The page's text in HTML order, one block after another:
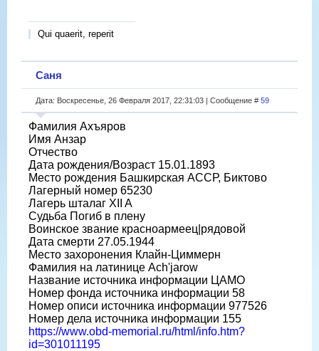
Qui quaerit, reperit
Саня
Дата: Воскресенье, 26 Февраля 2017, 22:31:03 | Сообщение # 59
Фамилия Ахъяров
Имя Анзар
Отчество
Дата рождения/Возраст 15.01.1893
Место рождения Башкирская АССР, Биктово
Лагерный номер 65230
Лагерь шталаг XII A
Судьба Погиб в плену
Воинское звание красноармеец|рядовой
Дата смерти 27.05.1944
Место захоронения Клайн-Циммерн
Фамилия на латинице Ach'jarow
Название источника информации ЦАМО
Номер фонда источника информации 58
Номер описи источника информации 977526
Номер дела источника информации 155
https://www.obd-memorial.ru/html/info.htm?
id=301011195